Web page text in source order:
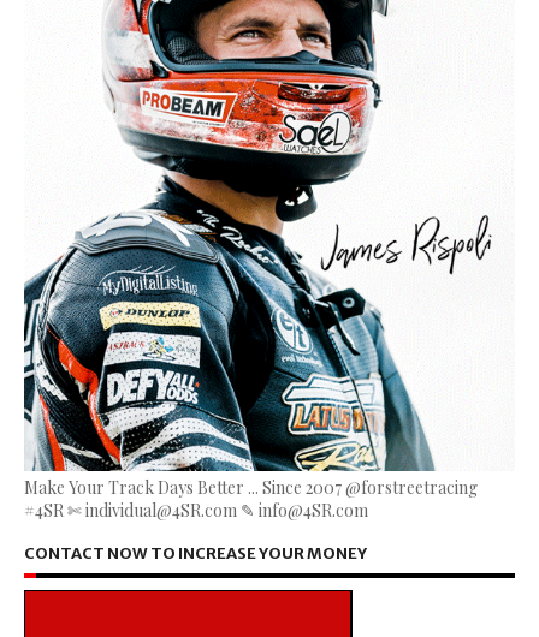
Make Your Track Days Better ... Since 2007 @forstreetracing
#4SR ✄ individual@4SR.com ✎ info@4SR.com
CONTACT NOW TO INCREASE YOUR MONEY